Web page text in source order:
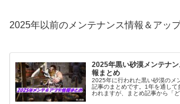
2025年以前のメンテナンス情報＆アッ
2025年黒い砂漠メンテナ
報まとめ
2025年に行われた黒い砂漠のメ
記事のまとめです。1年を通して
われますが、まとめ記事から「